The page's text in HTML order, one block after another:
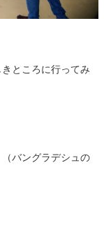
ところに行ってみ
バングラデシュの